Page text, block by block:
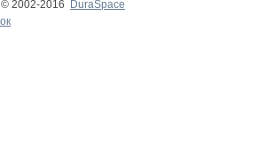
2002-2016
DuraSpace